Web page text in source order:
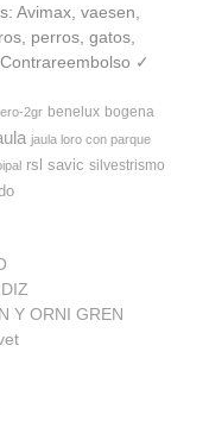
Avimax, vaesen,
perros, gatos,
✓
2gr benelux bogena
jaula loro con parque
rsl savic silvestrismo
Y ORNI GREN